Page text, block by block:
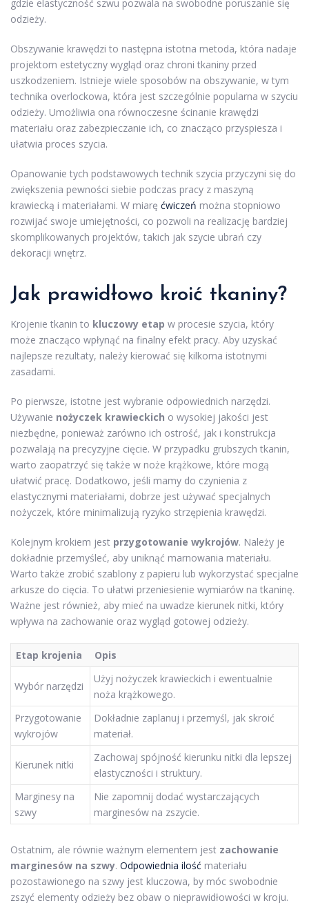
gdzie elastyczność szwu pozwala na swobodne poruszanie się
odzieży.
Obszywanie krawędzi to następna istotna metoda, która nadaje
projektom estetyczny wygląd oraz chroni tkaniny przed
uszkodzeniem. Istnieje wiele sposobów na obszywanie, w tym
technika overlockowa, która jest szczególnie popularna w szyciu
odzieży. Umożliwia ona równoczesne ścinanie krawędzi
materiału oraz zabezpieczanie ich, co znacząco przyspiesza i
ułatwia proces szycia.
Opanowanie tych podstawowych technik szycia przyczyni się do
zwiększenia pewności siebie podczas pracy z maszyną
krawiecką i materiałami. W miarę ćwiczeń można stopniowo
rozwijać swoje umiejętności, co pozwoli na realizację bardziej
skomplikowanych projektów, takich jak szycie ubrań czy
dekoracji wnętrz.
Jak prawidłowo kroić tkaniny?
Krojenie tkanin to kluczowy etap w procesie szycia, który
może znacząco wpłynąć na finalny efekt pracy. Aby uzyskać
najlepsze rezultaty, należy kierować się kilkoma istotnymi
zasadami.
Po pierwsze, istotne jest wybranie odpowiednich narzędzi.
Używanie nożyczek krawieckich o wysokiej jakości jest
niezbędne, ponieważ zarówno ich ostrość, jak i konstrukcja
pozwalają na precyzyjne cięcie. W przypadku grubszych tkanin,
warto zaopatrzyć się także w noże krążkowe, które mogą
ułatwić pracę. Dodatkowo, jeśli mamy do czynienia z
elastycznymi materiałami, dobrze jest używać specjalnych
nożyczek, które minimalizują ryzyko strzępienia krawędzi.
Kolejnym krokiem jest przygotowanie wykrojów. Należy je
dokładnie przemyśleć, aby uniknąć marnowania materiału.
Warto także zrobić szablony z papieru lub wykorzystać specjalne
arkusze do cięcia. To ułatwi przeniesienie wymiarów na tkaninę.
Ważne jest również, aby mieć na uwadze kierunek nitki, który
wpływa na zachowanie oraz wygląd gotowej odzieży.
Etap krojenia Opis
Wybór narzędzi
Użyj nożyczek krawieckich i ewentualnie
noża krążkowego.
Przygotowanie
wykrojów
Dokładnie zaplanuj i przemyśl, jak skroić
materiał.
Kierunek nitki
Zachowaj spójność kierunku nitki dla lepszej
elastyczności i struktury.
Marginesy na
szwy
Nie zapomnij dodać wystarczających
marginesów na zszycie.
Ostatnim, ale równie ważnym elementem jest zachowanie
marginesów na szwy. Odpowiednia ilość materiału
pozostawionego na szwy jest kluczowa, by móc swobodnie
zszyć elementy odzieży bez obaw o nieprawidłowości w kroju.